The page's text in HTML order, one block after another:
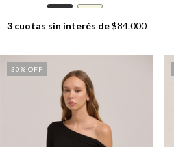
3 cuotas sin interés de$84.000
30% OFF